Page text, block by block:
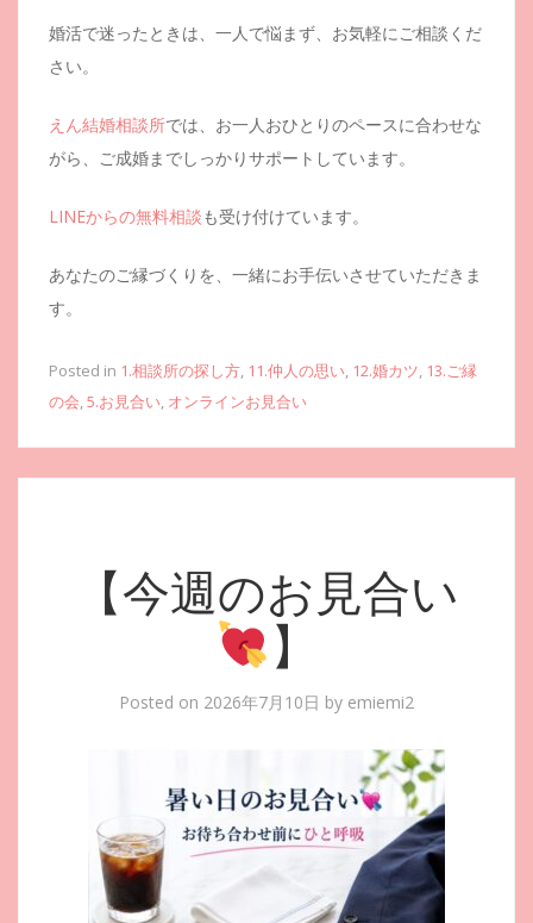
婚活で迷ったときは、一人で悩まず、お気軽にご相談くだ
さい。
えん結婚相談所では、お一人おひとりのペースに合わせな
がら、ご成婚までしっかりサポートしています。
LINEからの無料相談も受け付けています。
あなたのご縁づくりを、一緒にお手伝いさせていただきま
す。
Posted in 1.相談所の探し方, 11.仲人の思い, 12.婚カツ, 13.ご縁
の会,5.お見合い, オンラインお見合い
【今週のお見合い
】
Posted on 2026年7月10日 by emiemi2